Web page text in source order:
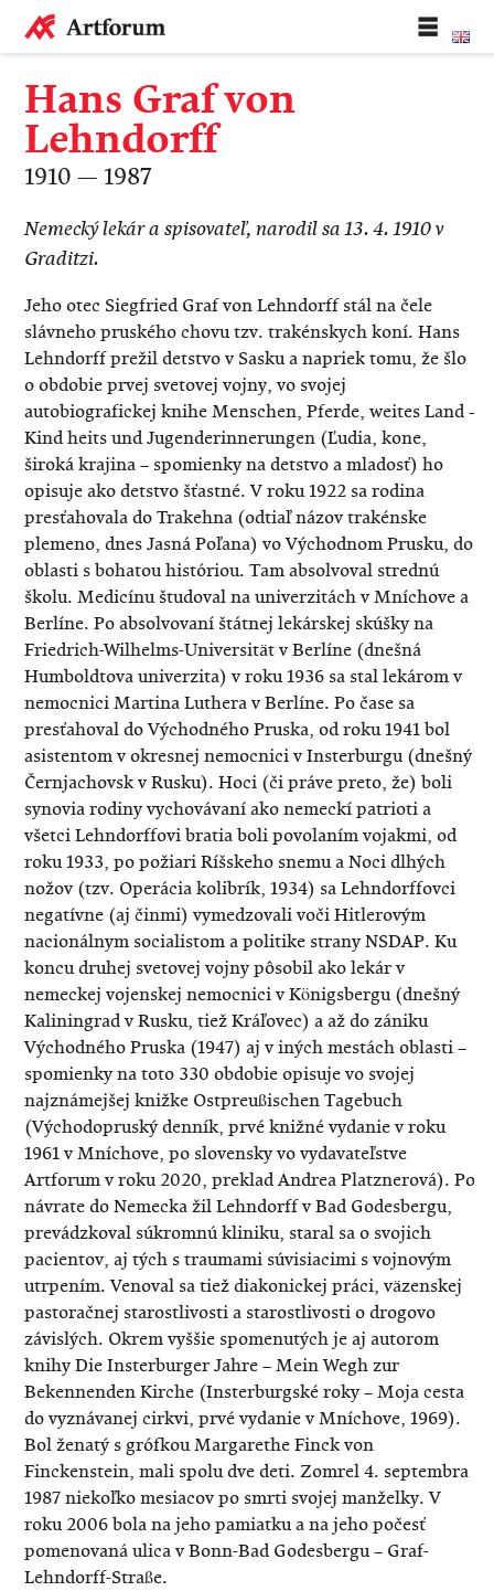
Hans Graf von
Lehndorff
1910 — 1987
​Nemecký lekár a spisovateľ, narodil sa 13. 4. 1910 v
Graditzi.
Jeho otec Siegfried Graf von Lehndorff stál na čele
slávneho pruského chovu tzv. trakénskych koní. Hans
Lehndorff prežil detstvo v Sasku a napriek tomu, že šlo
o obdobie prvej svetovej vojny, vo svojej
autobiografickej knihe Menschen, Pferde, weites Land –
Kind heits und Jugenderinnerungen (Ľudia, kone,
široká krajina – spomienky na detstvo a mladosť) ho
opisuje ako detstvo šťastné. V roku 1922 sa rodina
presťahovala do Trakehna (odtiaľ názov trakénske
plemeno, dnes Jasná Poľana) vo Východnom Prusku, do
oblasti s bohatou históriou. Tam absolvoval strednú
školu. Medicínu študoval na univerzitách v Mníchove a
Berlíne. Po absolvovaní štátnej lekárskej skúšky na
Friedrich-Wilhelms-Universität v Berlíne (dnešná
Humboldtova univerzita) v roku 1936 sa stal lekárom v
nemocnici Martina Luthera v Berlíne. Po čase sa
presťahoval do Východného Pruska, od roku 1941 bol
asistentom v okresnej nemocnici v Insterburgu (dnešný
Černjachovsk v Rusku). Hoci (či práve preto, že) boli
synovia rodiny vychovávaní ako nemeckí patrioti a
všetci Lehndorffovi bratia boli povolaním vojakmi, od
roku 1933, po požiari Ríšskeho snemu a Noci dlhých
nožov (tzv. Operácia kolibrík, 1934) sa Lehndorffovci
negatívne (aj činmi) vymedzovali voči Hitlerovým
nacionálnym socialistom a politike strany NSDAP. Ku
koncu druhej svetovej vojny pôsobil ako lekár v
nemeckej vojenskej nemocnici v Königsbergu (dnešný
Kaliningrad v Rusku, tiež Kráľovec) a až do zániku
Východného Pruska (1947) aj v iných mestách oblasti –
spomienky na toto 330 obdobie opisuje vo svojej
najznámejšej knižke Ostpreußischen Tagebuch
(Východopruský denník, prvé knižné vydanie v roku
1961 v Mníchove, po slovensky vo vydavateľstve
Artforum v roku 2020, preklad Andrea Platznerová). Po
návrate do Nemecka žil Lehndorff v Bad Godesbergu,
prevádzkoval súkromnú kliniku, staral sa o svojich
pacientov, aj tých s traumami súvisiacimi s vojnovým
utrpením. Venoval sa tiež diakonickej práci, väzenskej
pastoračnej starostlivosti a starostlivosti o drogovo
závislých. Okrem vyššie spomenutých je aj autorom
knihy Die Insterburger Jahre – Mein Wegh zur
Bekennenden Kirche (Insterburgské roky – Moja cesta
do vyznávanej cirkvi, prvé vydanie v Mníchove, 1969).
Bol ženatý s grófkou Margarethe Finck von
Finckenstein, mali spolu dve deti. Zomrel 4. septembra
1987 niekoľko mesiacov po smrti svojej manželky. V
roku 2006 bola na jeho pamiatku a na jeho počesť
pomenovaná ulica v Bonn-Bad Godesbergu – Graf-
Lehndorff-Straße.